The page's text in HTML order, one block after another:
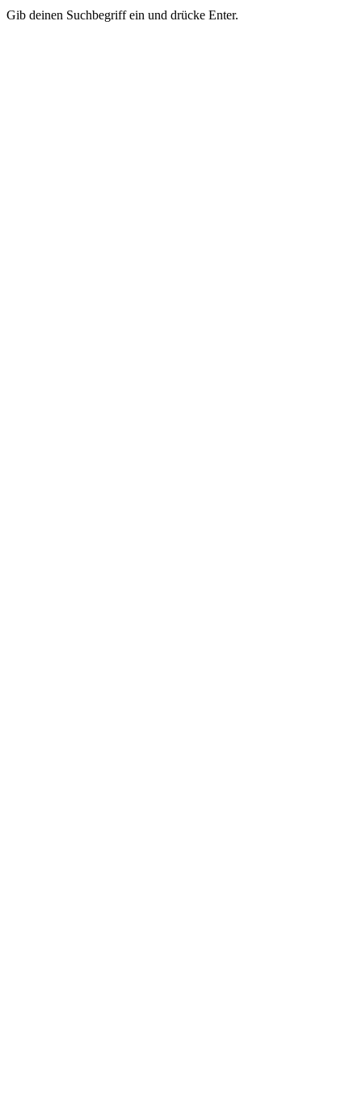
Gib deinen Suchbegriff ein und drücke Enter.